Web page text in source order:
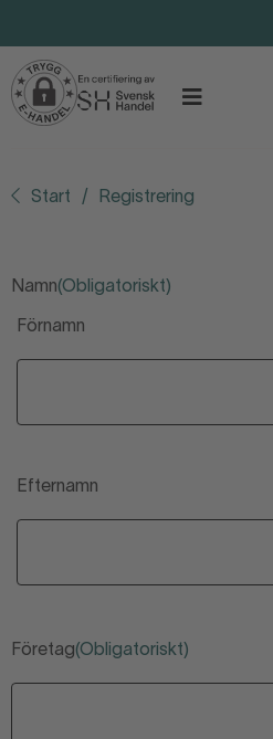
Start Registrering
Namn(Obligatoriskt)
Förnamn
Efternamn
Företag (Obligatoriskt)